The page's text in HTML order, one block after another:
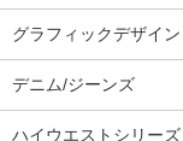
グラフィックデザイン
デニム/ジーンズ
ハイウエストシリーズ